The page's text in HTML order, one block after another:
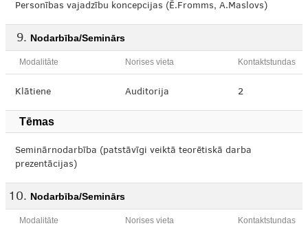
Personības vajadzību koncepcijas (Ē.Fromms, A.Maslovs)
Nodarbība/Seminārs
Modalitāte Norises vieta Kontaktstundas
Klātiene Auditorija 2
Tēmas
Seminārnodarbība (patstāvīgi veiktā teorētiskā darba
prezentācijas)
Nodarbība/Seminārs
Modalitāte Norises vieta Kontaktstundas